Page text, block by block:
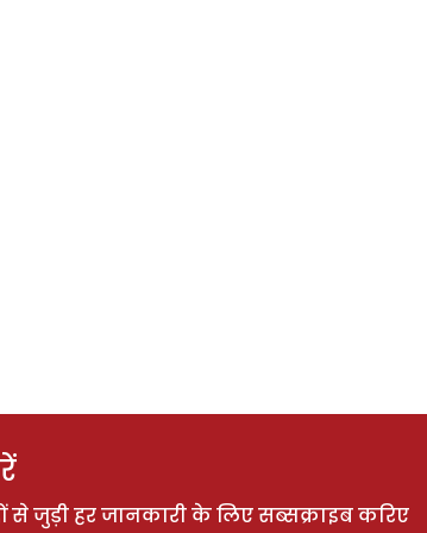
से जुड़ी हर जानकारी के लिए सब्सक्राइब करिए